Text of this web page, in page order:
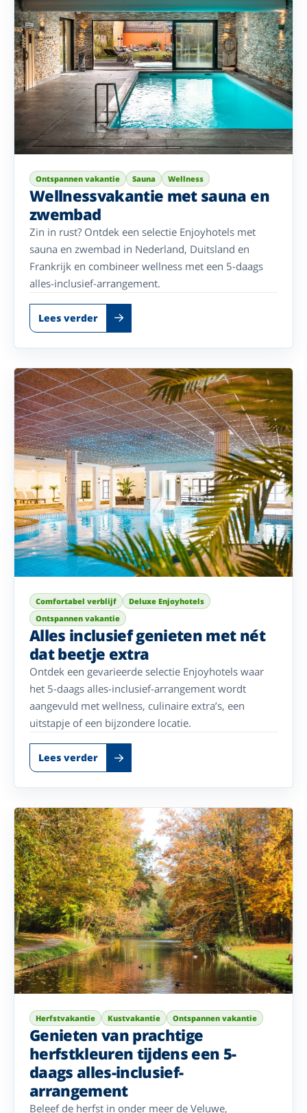
Ontspannen vakantie Sauna Wellness
Wellnessvakantie met sauna en
zwembad
Zin in rust? Ontdek een selectie Enjoyhotels met
sauna en zwembad in Nederland, Duitsland en
Frankrijk en combineer wellness met een 5-daags
alles-inclusief-arrangement.
Lees verder
Comfortabel verblijf
Deluxe Enjoyhotels
Ontspannen vakantie
Alles inclusief genieten met nét
dat beetje extra
Ontdek een gevarieerde selectie Enjoyhotels waar
het 5-daags alles-inclusief-arrangement wordt
aangevuld met wellness, culinaire extra’s, een
uitstapje of een bijzondere locatie.
Lees verder
Herfstvakantie Kustvakantie Ontspannen vakantie
Genieten van prachtige
herfstkleuren tijdens een 5-
daags alles-inclusief-
arrangement
Beleef de herfst in onder meer de Veluwe,